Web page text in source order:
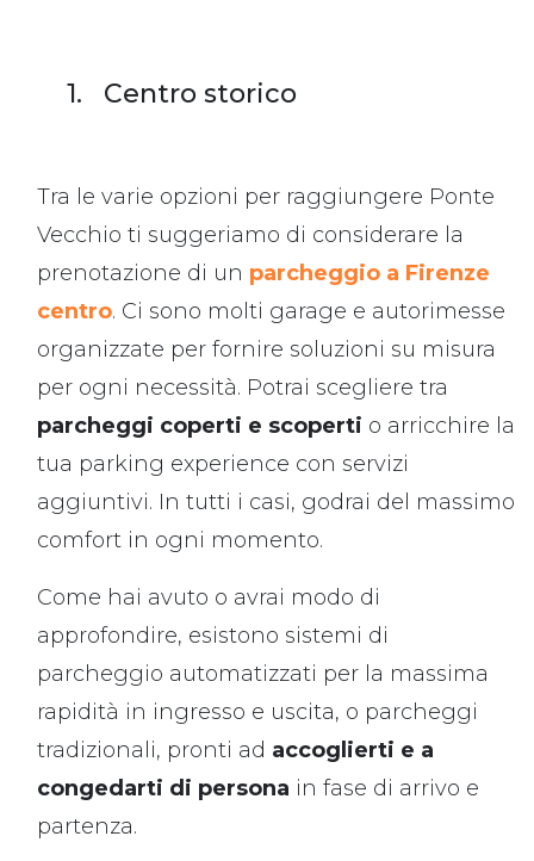
1. Centro storico
Tra le varie opzioni per raggiungere Ponte
Vecchio ti suggeriamo di considerare la
prenotazione di un parcheggio a Firenze
centro. Ci sono molti garage e autorimesse
organizzate per fornire soluzioni su misura
per ogni necessità. Potrai scegliere tra
parcheggi coperti e scoperti o arricchire la
tua parking experience con servizi
aggiuntivi. In tutti i casi, godrai del massimo
comfort in ogni momento.
Come hai avuto o avrai modo di
approfondire, esistono sistemi di
parcheggio automatizzati per la massima
rapidità in ingresso e uscita, o parcheggi
tradizionali, pronti ad accoglierti e a
congedarti di persona in fase di arrivo e
partenza.